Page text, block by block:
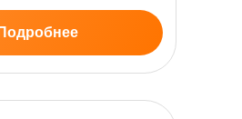
Подробнее